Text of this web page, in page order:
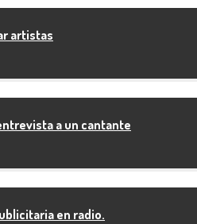
artistas
a un cantante
en radio.